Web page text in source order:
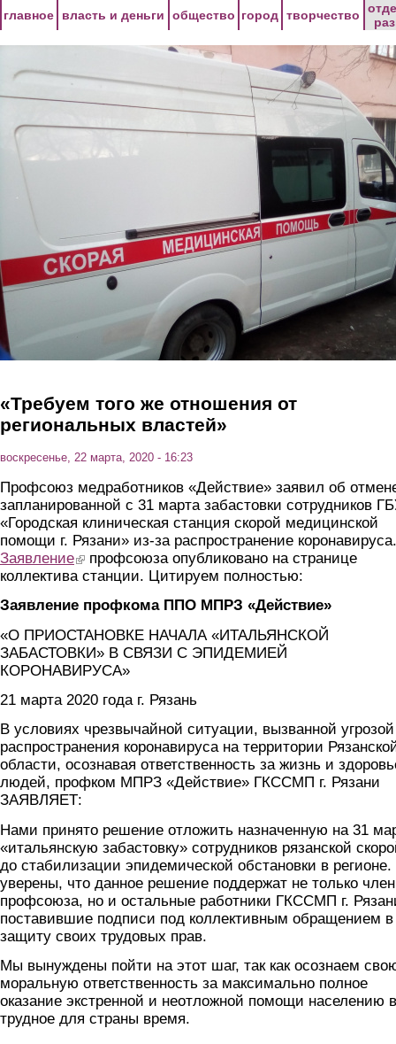
главное власть и деньги общество город творчество
«Требуем того же отношения от
региональных властей»
воскресенье, 22 марта, 2020 - 16:23
Профсоюз медработников «Действие» заявил об
запланированной с 31 марта забастовки сотрудников
«Городская клиническая станция скорой медицинской
помощи г. Рязани» из-за распространение коронавируса.
Заявление(link is external)
профсоюза опубликовано на странице
коллектива станции. Цитируем полностью:
Заявление профкома ППО МПРЗ «Действие»
«О ПРИОСТАНОВКЕ НАЧАЛА «ИТАЛЬЯНСКОЙ
ЗАБАСТОВКИ» В СВЯЗИ С ЭПИДЕМИЕЙ
КОРОНАВИРУСА»
21 марта 2020 года г. Рязань
В условиях чрезвычайной ситуации, вызванной угрозой
распространения коронавируса на территории
области, осознавая ответственность за жизнь и
людей, профком МПРЗ «Действие» ГКССМП г. Рязани
ЗАЯВЛЯЕТ:
Нами принято решение отложить назначенную на 31
«итальянскую забастовку» сотрудников рязанской
до стабилизации эпидемической обстановки в
уверены, что данное решение поддержат не только
профсоюза, но и остальные работники ГКССМП г.
поставившие подписи под коллективным обращением в
защиту своих трудовых прав.
Мы вынуждены пойти на этот шаг, так как осознаем
моральную ответственность за максимально полное
оказание экстренной и неотложной помощи населению в
трудное для страны время.